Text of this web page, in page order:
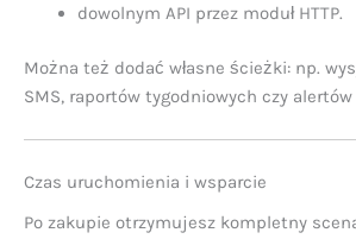
dowolnym API przez moduł HTTP.
Można też dodać własne ścieżki: np.
SMS, raportów tygodniowych czy alertów
Czas uruchomienia i wsparcie
Po zakupie otrzymujesz kompletny